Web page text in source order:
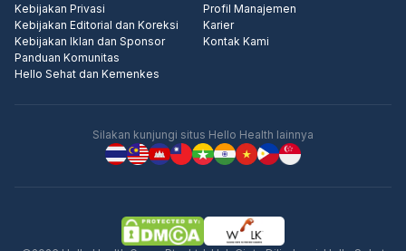
Kebijakan Privasi
Kebijakan Editorial dan Koreksi
Kebijakan Iklan dan Sponsor
Panduan Komunitas
Hello Sehat dan Kemenkes
Profil Manajemen
Karier
Kontak Kami
Silakan kunjungi situs Hello Health lainnya